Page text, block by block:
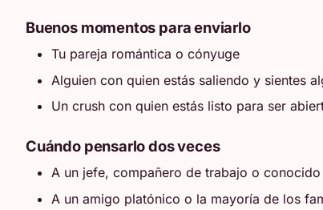
Buenos momentos para enviarlo
Tu pareja romántica o cónyuge
Alguien con quien estás saliendo y sientes
Un crush con quien estás listo para ser
Cuándo pensarlo dos veces
A un jefe, compañero de trabajo o conocido
A un amigo platónico o la mayoría de los